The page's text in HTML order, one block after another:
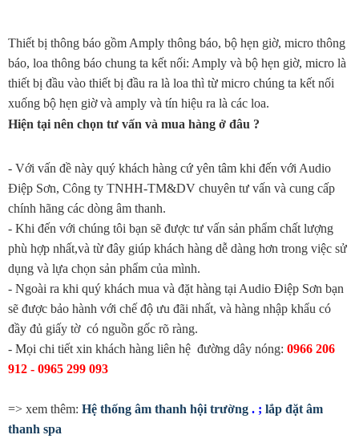
Thiết bị thông báo gồm Amply thông báo, bộ hẹn giờ, micro thông
báo, loa thông báo chung ta kết nối: Amply và bộ hẹn giờ, micro là
thiết bị đầu vào thiết bị đầu ra là loa thì từ micro chúng ta kết nối
xuống bộ hẹn giờ và amply và tín hiệu ra là các loa.
Hiện tại nên chọn tư vấn và mua hàng ở đâu ?
- Với vấn đề này quý khách hàng cứ yên tâm khi đến với Audio
Điệp Sơn, Công ty TNHH-TM&DV chuyên tư vấn và cung cấp
chính hãng các dòng âm thanh.
- Khi đến với chúng tôi bạn sẽ được tư vấn sản phẩm chất lượng
phù hợp nhất,và từ đây giúp khách hàng dễ dàng hơn trong việc sử
dụng và lựa chọn sản phẩm của mình.
- Ngoài ra khi quý khách mua và đặt hàng tại Audio Điệp Sơn bạn
sẽ được bảo hành với chế độ ưu đãi nhất, và hàng nhập khẩu có
đầy đủ giấy tờ có nguồn gốc rõ ràng.
- Mọi chi tiết xin khách hàng liên hệ đường dây nóng: 0966 206
912 - 0965 299 093
=> xem thêm: Hệ thống âm thanh hội trường . ; lắp đặt âm
thanh spa